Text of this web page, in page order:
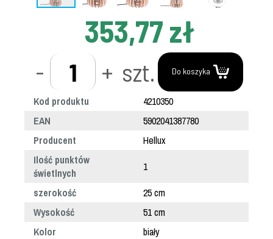
353,77 zł
- + szt. Do koszyka
Kod produktu
4210350
EAN
5902041387780
Producent
Hellux
Ilość punktów
świetlnych
1
szerokość
25 cm
Wysokość
51 cm
Kolor
biały